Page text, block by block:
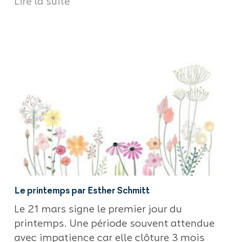
Lire la suite
Le printemps par Esther Schmitt
Le 21 mars signe le premier jour du
printemps. Une période souvent attendue
avec impatience car elle clôture 3 mois